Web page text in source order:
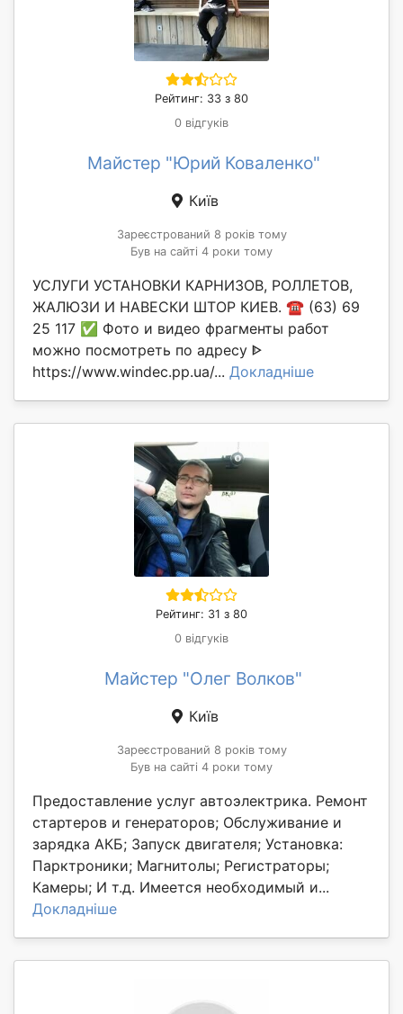
Рейтинг: 33 з 80
0 відгуків
Майстер "Юрий Коваленко"
Київ
Зареєстрований 8 років тому
Був на сайті 4 роки тому
УСЛУГИ УСТАНОВКИ КАРНИЗОВ, РОЛЛЕТОВ,
ЖАЛЮЗИ И НАВЕСКИ ШТОР КИЕВ. ☎️ (63) 69
25 117 ✅️ Фото и видео фрагменты работ
можно посмотреть по адресу ᐈ
https://www.windec.pp.ua/... Докладніше
Рейтинг: 31 з 80
0 відгуків
Майстер "Олег Волков"
Київ
Зареєстрований 8 років тому
Був на сайті 4 роки тому
Предоставление услуг автоэлектрика. Ремонт
стартеров и генераторов; Обслуживание и
зарядка АКБ; Запуск двигателя; Установка:
Парктроники; Магнитолы; Регистраторы;
Камеры; И т.д. Имеется необходимый и...
Докладніше